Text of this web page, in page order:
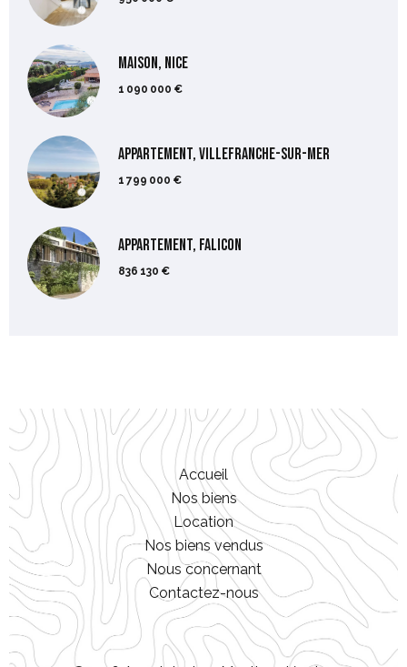
Maison, Nice
1 090 000 €
Appartement, Villefranche-sur-Mer
1 799 000 €
Appartement, Falicon
836 130 €
Accueil
Nos biens
Location
Nos biens vendus
Nous concernant
Contactez-nous